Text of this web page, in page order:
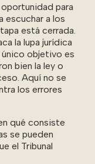
para
escuchar a los
está cerrada.
la lupa jurídica
único objetivo es
bien la ley o
Aquí no se
los errores
qué consiste
se pueden
el Tribunal